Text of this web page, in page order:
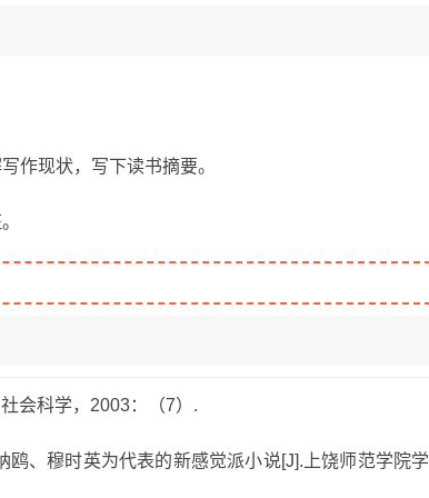
作现状，写下读书摘要。
会科学，2003：（7）.
、穆时英为代表的新感觉派小说[J].上饶师范学院学